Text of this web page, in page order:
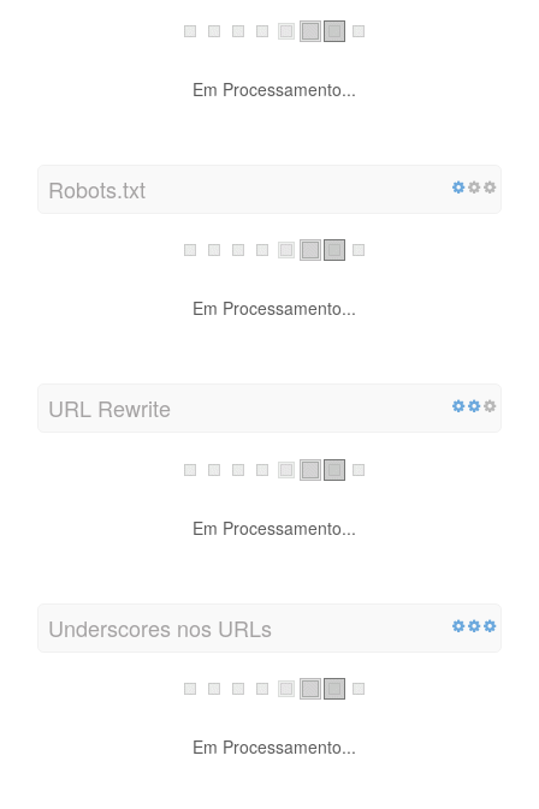
Em Processamento...
Robots.txt
Em Processamento...
URL Rewrite
Em Processamento...
Underscores nos URLs
Em Processamento...